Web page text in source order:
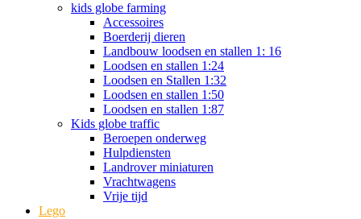
kids globe farming
Accessoires
Boerderij dieren
Landbouw loodsen en stallen 1: 16
Loodsen en stallen 1:24
Loodsen en Stallen 1:32
Loodsen en stallen 1:50
Loodsen en stallen 1:87
Kids globe traffic
Beroepen onderweg
Hulpdiensten
Landrover miniaturen
Vrachtwagens
Vrije tijd
Lego